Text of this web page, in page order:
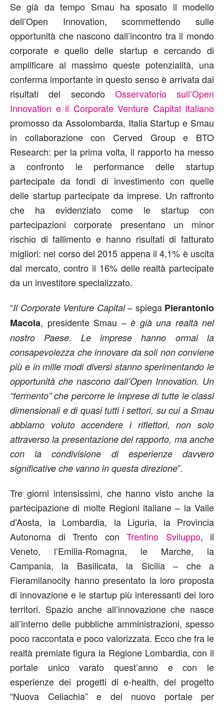
Se già da tempo Smau ha sposato il modello
dell’Open Innovation, scommettendo sulle
opportunità che nascono dall’incontro tra il mondo
corporate e quello delle startup e cercando di
amplificare al massimo queste potenzialità, una
conferma importante in questo senso è arrivata dai
risultati del secondo Osservatorio sull’Open
Innovation e il Corporate Venture Capital Italiano
promosso da Assolombarda, Italia Startup e Smau
in collaborazione con Cerved Group e BTO
Research: per la prima volta, il rapporto ha messo
a confronto le performance delle startup
partecipate da fondi di investimento con quelle
delle startup partecipate da imprese. Un raffronto
che ha evidenziato come le startup con
partecipazioni corporate presentano un minor
rischio di fallimento e hanno risultati di fatturato
migliori: nel corso del 2015 appena il 4,1% è uscita
dal mercato, contro il 16% delle realtà partecipate
da un investitore specializzato.
“Il Corporate Venture Capital– spiega Pierantonio
Macola, presidente Smau – è già una realtà nel
nostro Paese. Le imprese hanno ormai la
consapevolezza che innovare da soli non conviene
più e in mille modi diversi stanno sperimentando le
opportunità che nascono dall’Open Innovation. Un
“fermento” che percorre le imprese di tutte le classi
dimensionali e di quasi tutti i settori, su cui a Smau
abbiamo voluto accendere i riflettori, non solo
attraverso la presentazione del rapporto, ma anche
con la condivisione di esperienze davvero
significative che vanno in questa direzione”.
Tre giorni intensissimi, che hanno visto anche la
partecipazione di molte Regioni italiane – la Valle
d’Aosta, la Lombardia, la Liguria, la Provincia
Autonoma di Trento con Trentino Sviluppo, il
Veneto, l’Emilia-Romagna, le Marche, la
Campania, la Basilicata, la Sicilia – che a
Fieramilanocity hanno presentato la loro proposta
di innovazione e le startup più interessanti dei loro
territori. Spazio anche all’innovazione che nasce
all’interno delle pubbliche amministrazioni, spesso
poco raccontata e poco valorizzata. Ecco che fra le
realtà premiate figura la Regione Lombardia, con il
portale unico varato quest’anno e con le
esperienze dei progetti di e-health, del progetto
“Nuova Celiachia” e del nuovo portale per